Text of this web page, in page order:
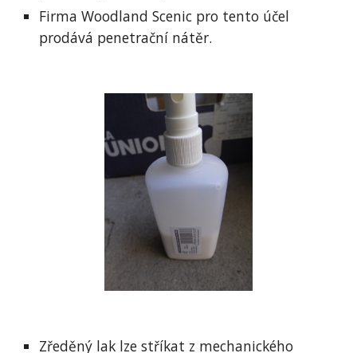
Firma Woodland Scenic pro tento účel
prodává penetrační nátěr.
Zředěný lak lze stříkat z mechanického